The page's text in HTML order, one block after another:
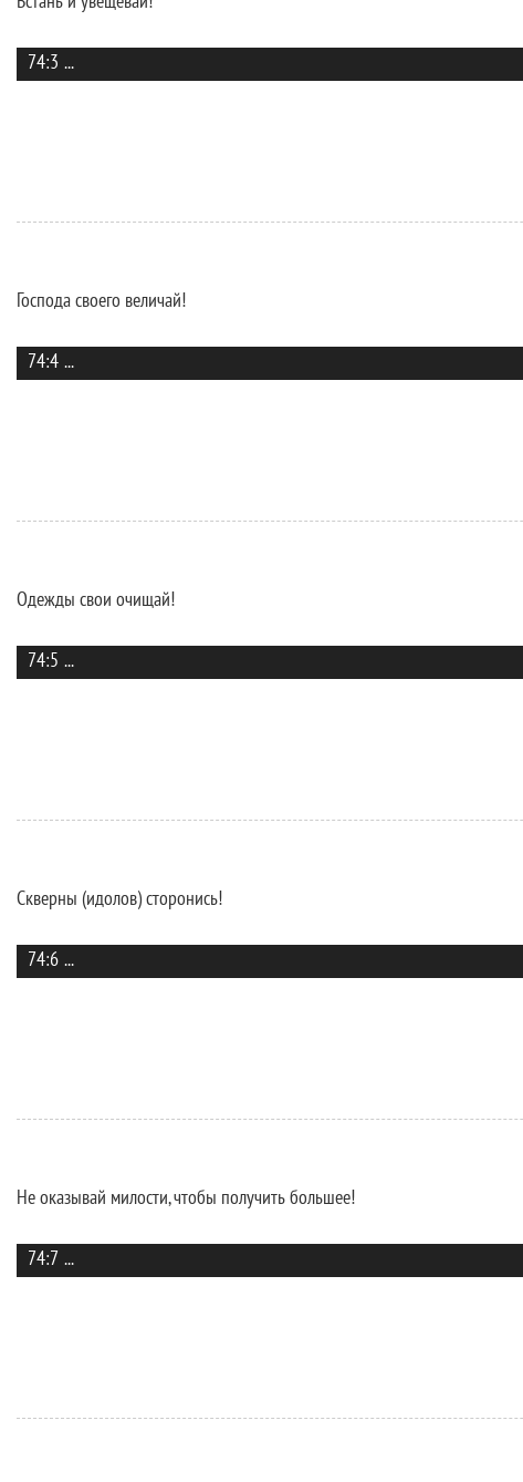
74:3 ...
Господа своего величай!
74:4 ...
Одежды свои очищай!
74:5 ...
Скверны (идолов) сторонись!
74:6 ...
Не оказывай милости, чтобы получить большее!
74:7 ...